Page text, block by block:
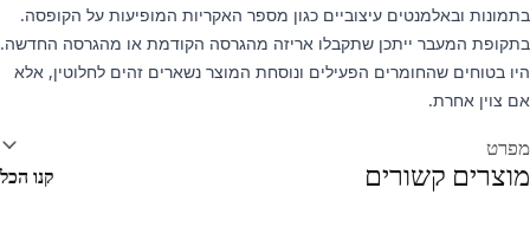
בתמונות ובאלמנטים עיצוביים כגון מספר האקריות המופיעות על הקופסה.
בתקופת המעבר ייתכן שתקבלו אריזה מהגרסה הקודמת או מהגרסה החדשה.
היו בטוחים שהחומרים הפעילים ונוסחת המוצר נשארים זהים לחלוטין, אלא
אם צוין אחרת.
מפרט
מוצרים קשורים קנו הכל